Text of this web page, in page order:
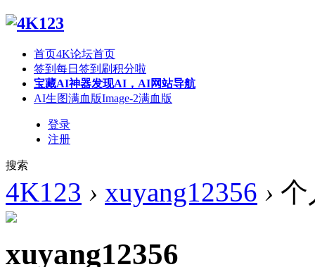
首页4K论坛首页
签到 每日签到刷积分啦
宝藏AI神器发现AI，AI网站导航
AI生图满血版Image-2满血版
登录
注册
搜索
4K123 › xuyang12356 › 个
xuyang12356